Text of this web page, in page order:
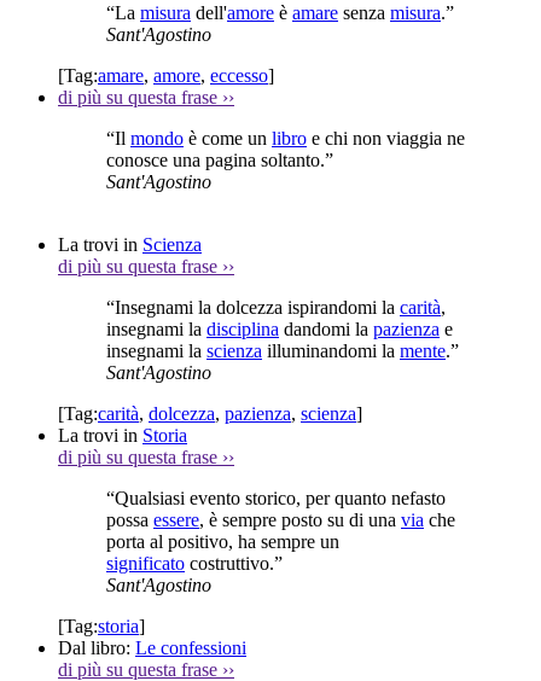
“La misura dell'amore è amare senza misura.”
Sant'Agostino
[Tag:amare, amore, eccesso]
di più su questa frase ››
“Il mondo è come un libro e chi non viaggia ne
conosce una pagina soltanto.”
Sant'Agostino
La trovi in Scienza
di più su questa frase ››
“Insegnami la dolcezza ispirandomi la carità,
insegnami la disciplina dandomi la pazienza e
insegnami la scienza illuminandomi la mente.”
Sant'Agostino
[Tag:carità, dolcezza, pazienza, scienza]
La trovi in Storia
di più su questa frase ››
“Qualsiasi evento storico, per quanto nefasto
possa essere, è sempre posto su di una via che
porta al positivo, ha sempre un
significato costruttivo.”
Sant'Agostino
[Tag:storia]
Dal libro: Le confessioni
di più su questa frase ››